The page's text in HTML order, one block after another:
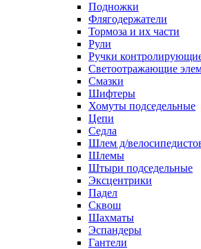
Подножки
Флягодержатели
Тормоза и их части
Рули
Ручки
Светоотражающие
Смазки
Шифтеры
Хомуты подседельные
Цепи
Седла
Шлем д/
Шлемы
Штыри подседельные
Эксцентрики
Падел
Сквош
Шахматы
Эспандеры
Гантели